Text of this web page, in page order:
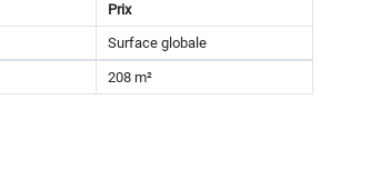
Prix
Surface globale
208 m²